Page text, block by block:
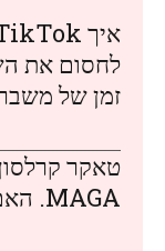
לחסום את
זמן של
טאקר
MAGA. האם הוא באמת יכול לבנות תנועה?